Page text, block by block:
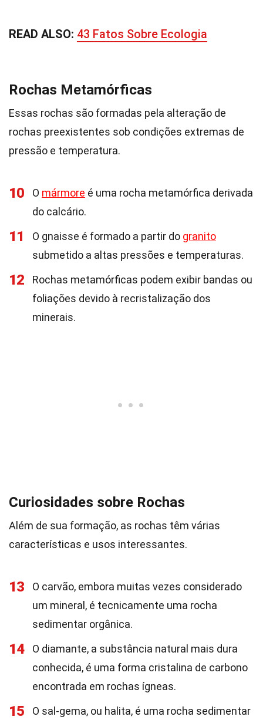
READ ALSO: 43 Fatos Sobre Ecologia
Rochas Metamórficas
Essas rochas são formadas pela alteração de
rochas preexistentes sob condições extremas de
pressão e temperatura.
10 O mármore é uma rocha metamórfica derivada
do calcário.
11 O gnaisse é formado a partir do granito
submetido a altas pressões e temperaturas.
12
Rochas metamórficas podem exibir bandas ou
foliações devido à recristalização dos
minerais.
Curiosidades sobre Rochas
Além de sua formação, as rochas têm várias
características e usos interessantes.
13
O carvão, embora muitas vezes considerado
um mineral, é tecnicamente uma rocha
sedimentar orgânica.
14
O diamante, a substância natural mais dura
conhecida, é uma forma cristalina de carbono
encontrada em rochas ígneas.
15
O sal-gema, ou halita, é uma rocha sedimentar